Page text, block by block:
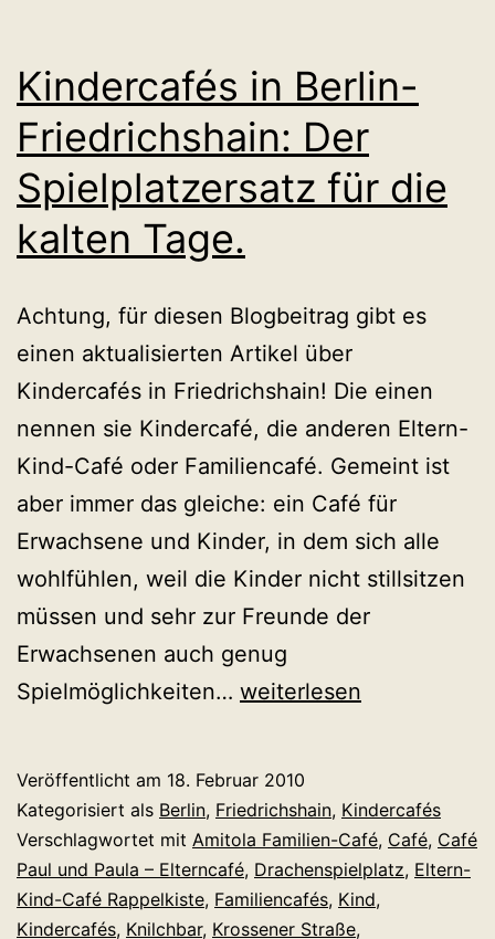
Kindercafés in Berlin-
Friedrichshain: Der
Spielplatzersatz für die
kalten Tage.
Achtung, für diesen Blogbeitrag gibt es
einen aktualisierten Artikel über
Kindercafés in Friedrichshain! Die einen
nennen sie Kindercafé, die anderen Eltern-
Kind-Café oder Familiencafé. Gemeint ist
aber immer das gleiche: ein Café für
Erwachsene und Kinder, in dem sich alle
wohlfühlen, weil die Kinder nicht stillsitzen
müssen und sehr zur Freunde der
Erwachsenen auch genug
Spielmöglichkeiten… Kindercafés
Friedrichshain:
Der
Spielplatzersatz
für
weiterlesen
Veröffentlicht am 18. Februar 2010
Kategorisiert als Berlin, Friedrichshain, Kindercafés
Verschlagwortet mit Amitola Familien-Café, Café, Café
Paul und Paula – Elterncafé, Drachenspielplatz, Eltern-
Kind-Café Rappelkiste, Familiencafés, Kind,
Kindercafés, Knilchbar, Krossener Straße,